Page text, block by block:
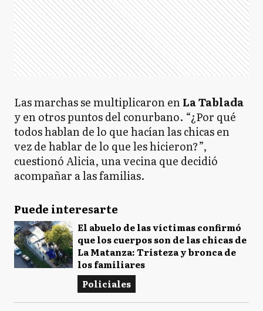
Las marchas se multiplicaron enLa Tablada
y en otros puntos del conurbano. “¿Por qué
todos hablan de lo que hacían las chicas en
vez de hablar de lo que les hicieron?”,
cuestionó Alicia, una vecina que decidió
acompañar a las familias.
Puede interesarte
El abuelo de las víctimas confirmó
que los cuerpos son de las chicas de
La Matanza: Tristeza y bronca de
los familiares
Policiales